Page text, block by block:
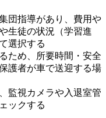
団指導があり、費用や
生徒の状況（学習進
選択する
ため、所要時間・安全
護者が車で送迎する場
監視カメラや入退室管
ックする